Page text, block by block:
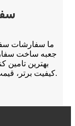
ما سفارشات
جعبه ساخت
بهترین تامین
کیفیت برتر، قیمت های رقابتی و خدمات قابل اعتماد است.